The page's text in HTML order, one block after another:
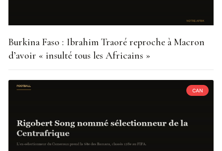
Burkina Faso : Ibrahim Traoré reproche à Macron
d’avoir « insulté tous les Africains »
CAN